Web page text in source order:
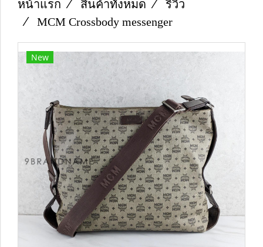
หน้าแรก สินค้าทั้งหมด
ริวิว
MCM Crossbody messenger
New